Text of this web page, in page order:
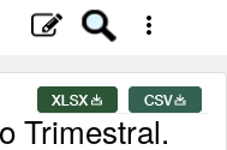
Trimestral.